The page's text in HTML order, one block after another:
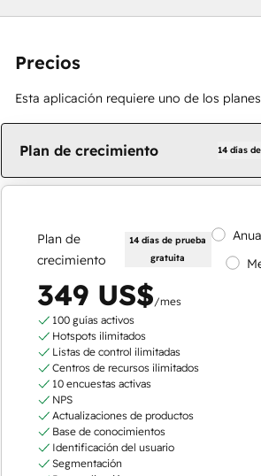
Precios
Esta aplicación requiere uno de los
Plan de crecimiento 14 días
Plan de
crecimiento
14 días de prueba
gratuita
349 US$/mes
100 guías activos
Hotspots ilimitados
Listas de control ilimitadas
Centros de recursos ilimitados
10 encuestas activas
NPS
Actualizaciones de productos
Base de conocimientos
Identificación del usuario
Segmentación